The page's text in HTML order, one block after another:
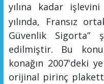
yılına kadar
yılında, Fransız
Güvenlik Sigorta”
edilmiştir. Bu
konağın 2007'deki
orijinal pirinç